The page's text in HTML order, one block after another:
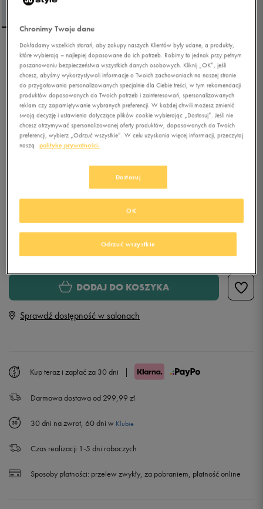
UMBRO BLUZA Z
KAPTUREM OWI
5.0 (19)
82,49zł z Vat
+ 750 PKT WKLUBIE 50 STYLE
M
XL
DODAJ DO KOSZYKA
Sprawdź dostępność w salonach
Kup teraz i zapłać za 30 dni |
Darmowa dostawa od 299,99 zł
30 dni na zwrot, 60 dni w Klubie
Czas realizacji 1-5 dni roboczych
Sposoby płatności: przelew zwykły, za pobraniem, płatność online
Chronimy Twoje dane
Dokładamy wszelkich starań, aby zakupy naszych Klientów były udane, a produkty,
które wybierają – najlepiej dopasowane do ich potrzeb. Robimy to jednak przy pełnym
poszanowaniu bezpieczeństwa wszystkich danych osobowych. Kliknij „OK”, jeśli
chcesz, abyśmy wykorzystywali informacje o Twoich zachowaniach na naszej stronie
do przygotowania personalizowanych specjalnie dla Ciebie treści, w tym rekomendacji
produktów dopasowanych do Twoich potrzeb i zainteresowań, spersonalizowanych
reklam czy zapamiętywanie wybranych preferencji. W każdej chwili możesz zmienić
swoją decyzję i ustawienia dotyczące plików cookie wybierając „Dostosuj”. Jeśli nie
chcesz otrzymywać spersonalizowanej oferty produktów, dopasowanych do Twoich
preferencji, wybierz „Odrzuć wszystkie”. W celu uzyskania więcej informacji, przeczytaj
naszą
politykę prywatności.
Dostosuj
Odrzuć wszystkie
OK